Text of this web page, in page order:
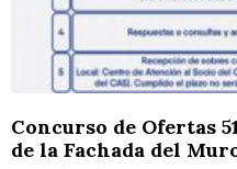
Concurso de Ofertas
de la Fachada del